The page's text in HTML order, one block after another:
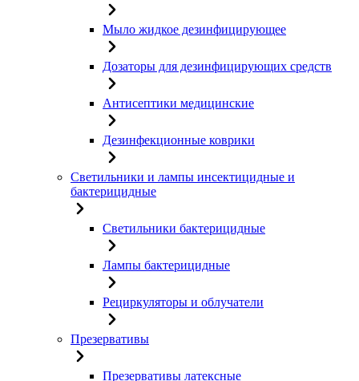
Мыло жидкое дезинфицирующее
Дозаторы для дезинфицирующих средств
Антисептики медицинские
Дезинфекционные коврики
Светильники и лампы инсектицидные и
бактерицидные
Светильники бактерицидные
Лампы бактерицидные
Рециркуляторы и облучатели
Презервативы
Презервативы латексные